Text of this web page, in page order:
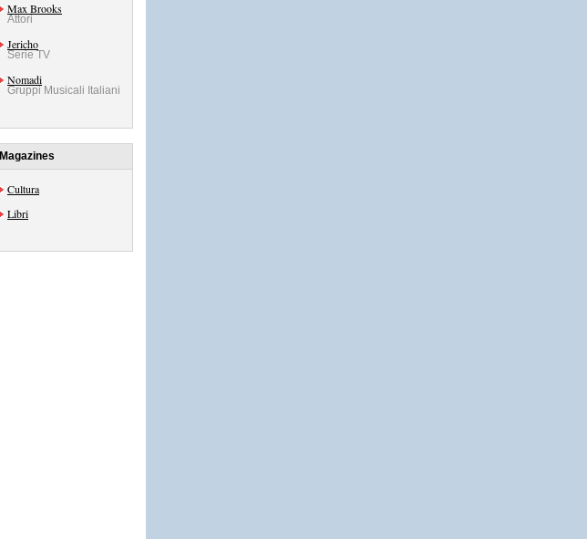
Max Brooks
Attori
Jericho
Serie TV
Nomadi
Gruppi Musicali Italiani
Magazines
Cultura
Libri